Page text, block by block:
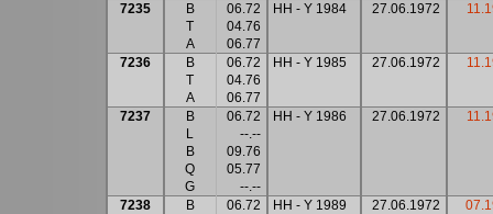
7235
B
T
A
06.72
04.76
06.77
HH - Y 1984 27.06.1972
7236
B
T
A
06.72
04.76
06.77
HH - Y 1985 27.06.1972
7237
B
L
B
Q
G
06.72
--.--
09.76
05.77
--.--
HH - Y 1986 27.06.1972
7238
B
06.72
HH - Y 1989 27.06.1972